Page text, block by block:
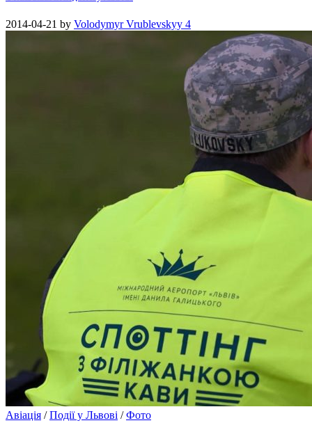
2014-04-21 by Volodymyr Vrublevskyy 4
Авіація /Події у Львові /Фото